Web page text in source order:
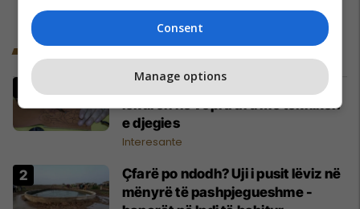
2
Trend Fun
Artistja nga Siria e shndërron
lëkurën në vepra arti me teknikën
e djegies
Interesante
Çfarë po ndodh? Uji i pusit lëviz në
mënyrë të pashpjegueshme -
Consent
Manage options